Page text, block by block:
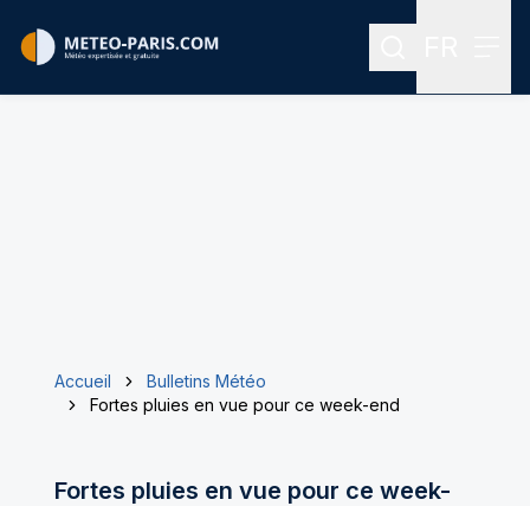
Rechercher
Accueil
Bulletins Météo
Fortes pluies en vue pour ce week-end
Fortes pluies en vue pour ce week-